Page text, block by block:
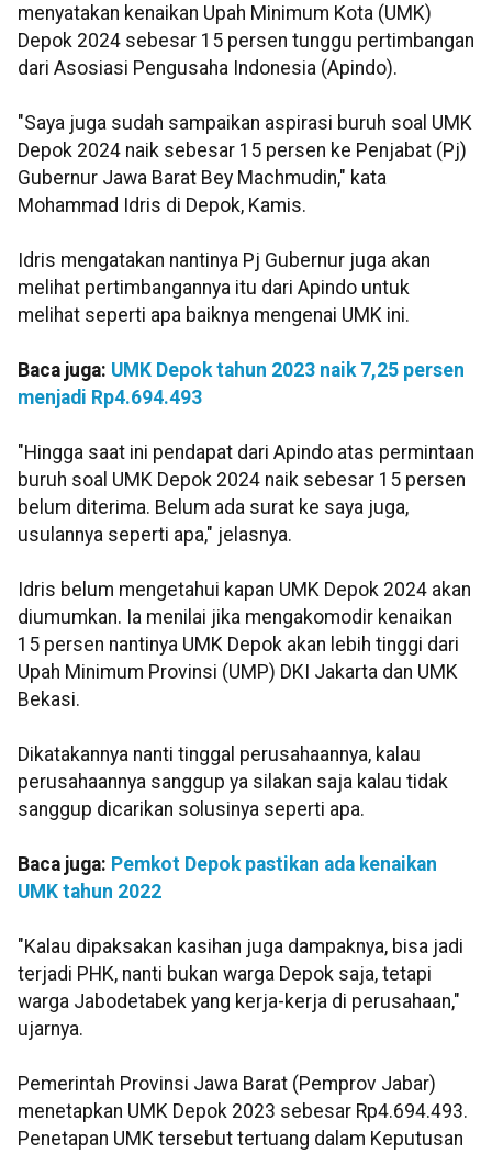
menyatakan kenaikan Upah Minimum Kota (UMK)
Depok 2024 sebesar 15 persen tunggu pertimbangan
dari Asosiasi Pengusaha Indonesia (Apindo).
"Saya juga sudah sampaikan aspirasi buruh soal UMK
Depok 2024 naik sebesar 15 persen ke Penjabat (Pj)
Gubernur Jawa Barat Bey Machmudin," kata
Mohammad Idris di Depok, Kamis.
Idris mengatakan nantinya Pj Gubernur juga akan
melihat pertimbangannya itu dari Apindo untuk
melihat seperti apa baiknya mengenai UMK ini.
Baca juga: UMK Depok tahun 2023 naik 7,25 persen
menjadi Rp4.694.493
"Hingga saat ini pendapat dari Apindo atas permintaan
buruh soal UMK Depok 2024 naik sebesar 15 persen
belum diterima. Belum ada surat ke saya juga,
usulannya seperti apa," jelasnya.
Idris belum mengetahui kapan UMK Depok 2024 akan
diumumkan. Ia menilai jika mengakomodir kenaikan
15 persen nantinya UMK Depok akan lebih tinggi dari
Upah Minimum Provinsi (UMP) DKI Jakarta dan UMK
Bekasi.
Dikatakannya nanti tinggal perusahaannya, kalau
perusahaannya sanggup ya silakan saja kalau tidak
sanggup dicarikan solusinya seperti apa.
Baca juga: Pemkot Depok pastikan ada kenaikan
UMK tahun 2022
"Kalau dipaksakan kasihan juga dampaknya, bisa jadi
terjadi PHK, nanti bukan warga Depok saja, tetapi
warga Jabodetabek yang kerja-kerja di perusahaan,"
ujarnya.
Pemerintah Provinsi Jawa Barat (Pemprov Jabar)
menetapkan UMK Depok 2023 sebesar Rp4.694.493.
Penetapan UMK tersebut tertuang dalam Keputusan